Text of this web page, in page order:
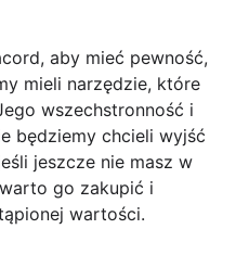
aby mieć pewność,
mieli narzędzie, które
wszechstronność i
będziemy chcieli wyjść
jeszcze nie masz w
go zakupić i
wartości.